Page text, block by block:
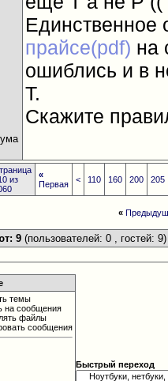
Единственное
прайсе(pdf) на
ошиблись и в
T.
Скажите
из
«
Первая
< 110 160 200 205
«
9 (пользователей: 0 , гостей: 9)
темы
на сообщения
файлы
сообщения
Быстрый переход